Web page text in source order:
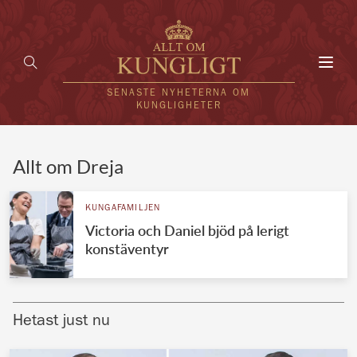
SENASTE NYHETERNA OM
KUNGLIGHETER
UTLÄNDSKT
VÄRLDENS KUNGAHUS
Allt om Dreja
KUNGAFAMILJEN
Victoria och Daniel bjöd på lerigt
konstäventyr
Hetast just nu